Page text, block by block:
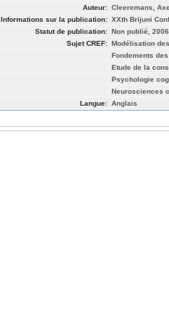
Auteur: Cleeremans,
Informations sur la publication: XXth Brijuni
Statut de publication: Non publié, 2006
Sujet CREF: Modélisation
Fondements
Etude de la
Psychologie
Neurosciences
Langue: Anglais